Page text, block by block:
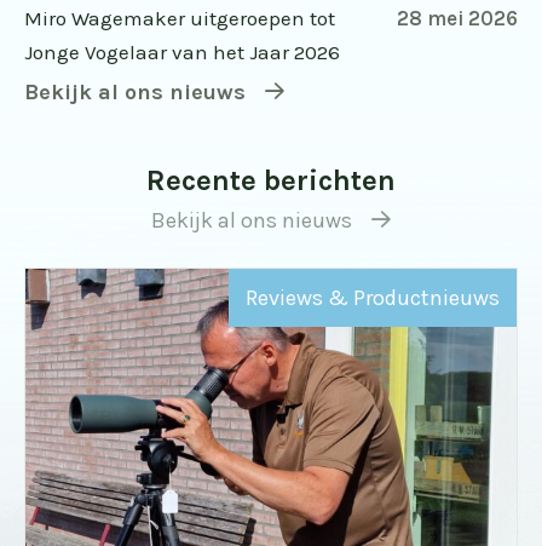
Miro Wagemaker uitgeroepen tot
Jonge Vogelaar van het Jaar 2026
28 mei 2026
Bekijk al ons nieuws
Recente berichten
Bekijk al ons nieuws
Reviews & Productnieuws